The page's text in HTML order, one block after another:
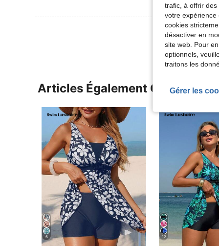
Voir Plus
Articles Également Consultés
6 12
trafic, à offrir
votre expérience
cookies
désactiver en
site web. Pour
optionnels,
traitons les
Gérer les